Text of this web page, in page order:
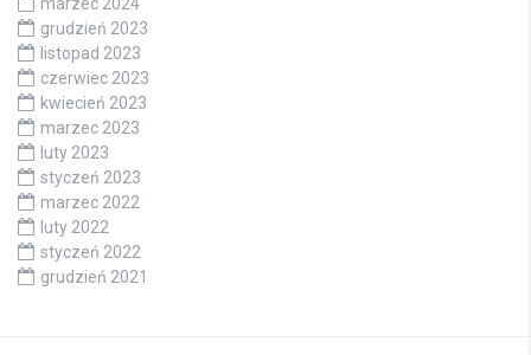
marzec 2024
grudzień 2023
listopad 2023
czerwiec 2023
kwiecień 2023
marzec 2023
luty 2023
styczeń 2023
marzec 2022
luty 2022
styczeń 2022
grudzień 2021